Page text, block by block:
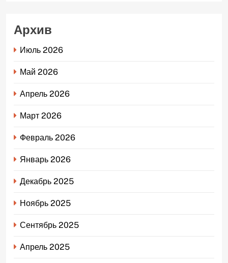
Архив
Июль 2026
Май 2026
Апрель 2026
Март 2026
Февраль 2026
Январь 2026
Декабрь 2025
Ноябрь 2025
Сентябрь 2025
Апрель 2025